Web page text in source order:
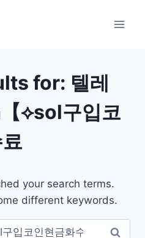
for: 텔레
⟡sol구입코
your search terms.
different keywords.